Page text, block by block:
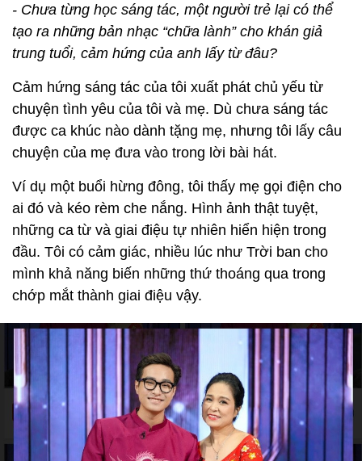
- Chưa từng học sáng tác, một người trẻ lại có thể
tạo ra những bản nhạc “chữa lành” cho khán giả
trung tuổi, cảm hứng của anh lấy từ đâu?
Cảm hứng sáng tác của tôi xuất phát chủ yếu từ
chuyện tình yêu của tôi và mẹ. Dù chưa sáng tác
được ca khúc nào dành tặng mẹ, nhưng tôi lấy câu
chuyện của mẹ đưa vào trong lời bài hát.
Ví dụ một buổi hừng đông, tôi thấy mẹ gọi điện cho
ai đó và kéo rèm che nắng. Hình ảnh thật tuyệt,
những ca từ và giai điệu tự nhiên hiển hiện trong
đầu. Tôi có cảm giác, nhiều lúc như Trời ban cho
mình khả năng biến những thứ thoáng qua trong
chớp mắt thành giai điệu vậy.